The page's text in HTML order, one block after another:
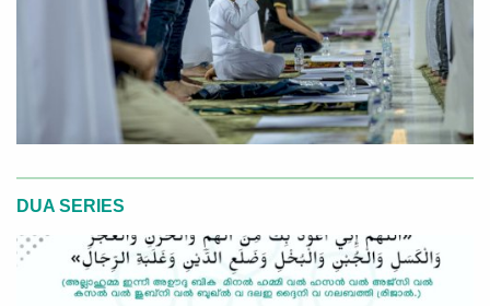
DUA SERIES